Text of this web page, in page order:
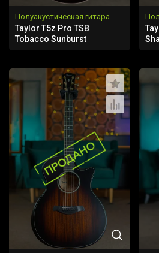
Полуакустическая гитара
Taylor T5z Pro TSB
Tobacco Sunburst